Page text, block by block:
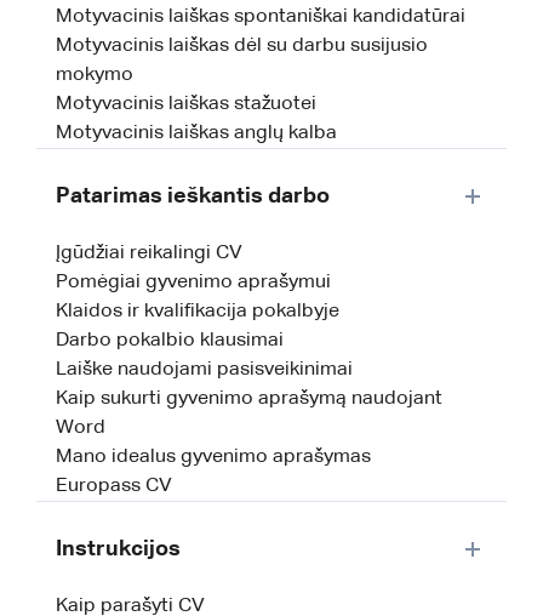
Motyvacinis laiškas spontaniškai kandidatūrai
Motyvacinis laiškas dėl su darbu susijusio
mokymo
Motyvacinis laiškas stažuotei
Motyvacinis laiškas anglų kalba
Patarimas ieškantis darbo
Įgūdžiai reikalingi CV
Pomėgiai gyvenimo aprašymui
Klaidos ir kvalifikacija pokalbyje
Darbo pokalbio klausimai
Laiške naudojami pasisveikinimai
Kaip sukurti gyvenimo aprašymą naudojant
Word
Mano idealus gyvenimo aprašymas
Europass CV
Instrukcijos
Kaip parašyti CV